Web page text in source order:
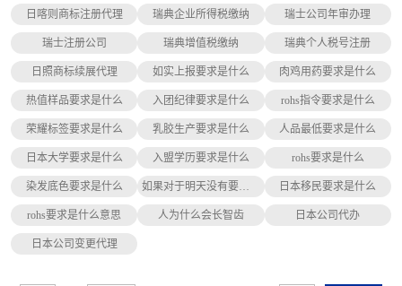
日喀则商标注册代理 瑞典企业所得税缴纳 瑞士公司年审办理
瑞士注册公司 瑞典增值税缴纳 瑞典个人税号注册
日照商标续展代理 如实上报要求是什么 肉鸡用药要求是什么
热值样品要求是什么 入团纪律要求是什么 rohs指令要求是什么
荣耀标签要求是什么 乳胶生产要求是什么 人品最低要求是什么
日本大学要求是什么 入盟学历要求是什么 rohs要求是什么
染发底色要求是什么 如果对于明天没有要求是什么歌 日本移民要求是什么
rohs要求是什么意思 人为什么会长智齿 日本公司代办
日本公司变更代理